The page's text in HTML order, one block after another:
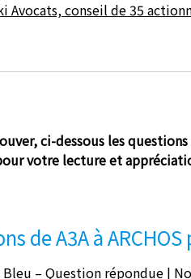
ci-dessous les questions
votre lecture et
de A3A à
Bleu – Question répondue |